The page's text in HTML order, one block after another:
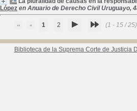
López en Anuario de Derecho Civil Uruguayo,
1 2 (1 - 15 / 25)
Biblioteca de la Suprema Corte de Justicia